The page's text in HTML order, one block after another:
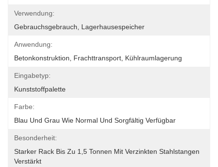
Verwendung:
Gebrauchsgebrauch, Lagerhausespeicher
Anwendung:
Betonkonstruktion, Frachttransport, Kühlraumlagerung
Eingabetyp:
Kunststoffpalette
Farbe:
Blau Und Grau Wie Normal Und Sorgfältig Verfügbar
Besonderheit:
Starker Rack Bis Zu 1,5 Tonnen Mit Verzinkten Stahlstangen
Verstärkt